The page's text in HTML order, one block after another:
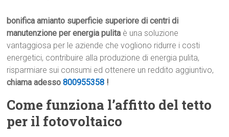
bonifica amianto superficie superiore di centri di
manutenzione per energia pulita è una soluzione
vantaggiosa per le aziende che vogliono ridurre i costi
energetici, contribuire alla produzione di energia pulita,
risparmiare sui consumi ed ottenere un reddito aggiuntivo,
chiama adesso800955358 !
Come funziona l’affitto del tetto
per il fotovoltaico